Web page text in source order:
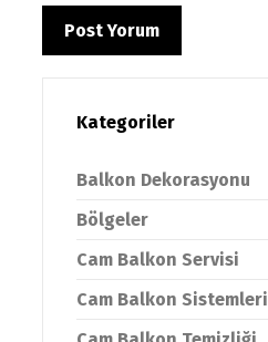
Kategoriler
Balkon Dekorasyonu
Bölgeler
Cam Balkon Servisi
Cam Balkon Sistemleri